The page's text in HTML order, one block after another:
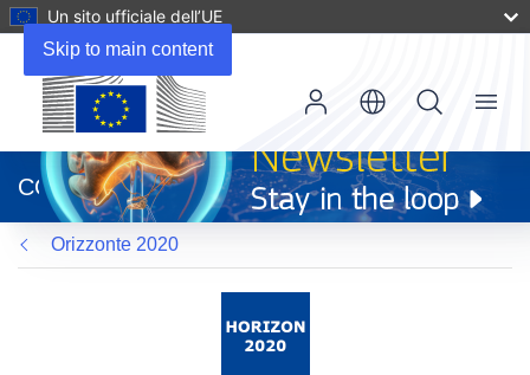
Skip to main content
Un sito ufficiale dell’UE
apre
in
una
nuova
finestra)
CORDIS
Menu
Orizzonte 2020